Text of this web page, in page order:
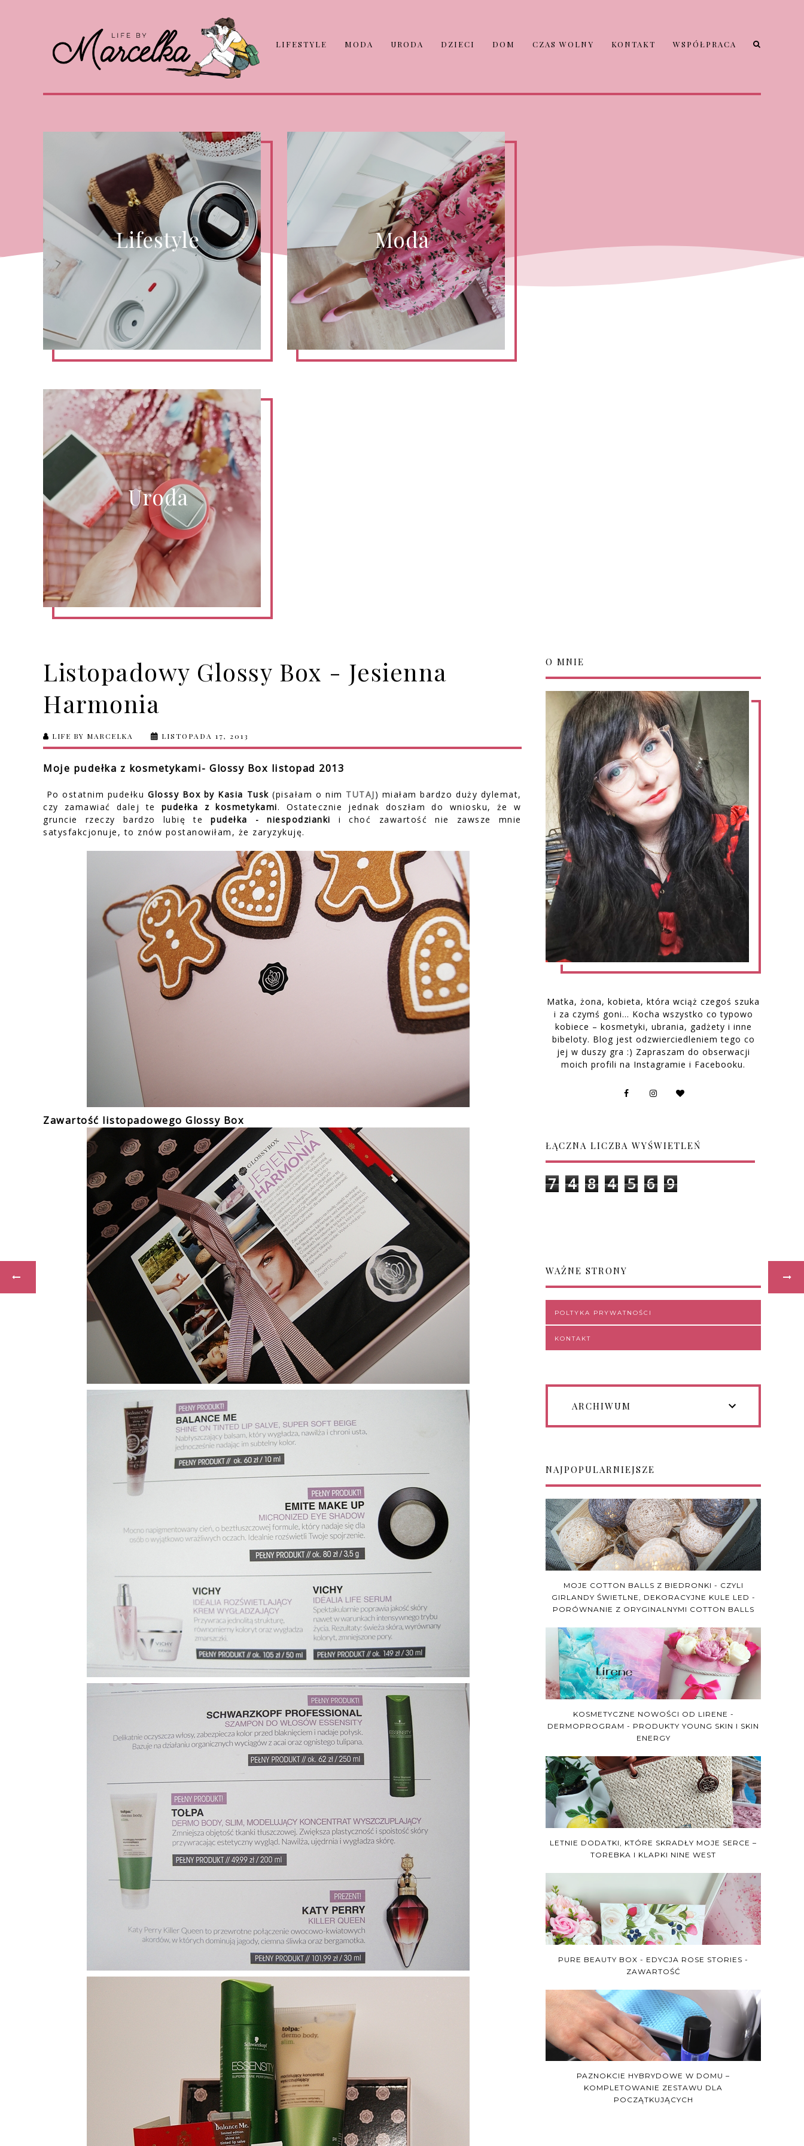
LIFESTYLE MODA URODA DZIECI DOM CZAS WOLNY KONTAKT WSPÓŁPRACA
Lifestyle Moda
Uroda
Listopadowy Glossy Box - Jesienna
Harmonia
LIFE BY MARCELKA LISTOPADA 17, 2013
Moje pudełka z kosmetykami- Glossy Box listopad 2013
Po ostatnim pudełkuGlossy Box by Kasia Tusk(pisałam o nim TUTAJ) miałam bardzo duży dylemat,
czy zamawiać dalej te
pudełka z kosmetykami. Ostatecznie jednak doszłam do wniosku, że w
gruncie rzeczy bardzo lubię tepudełka - niespodzianki i choć zawartość nie zawsze mnie
satysfakcjonuje, to znów postanowiłam, że zaryzykuję.
Zawartość listopadowego Glossy Box
O MNIE
Matka, żona, kobieta, która wciąż czegoś szuka
i za czymś goni… Kocha wszystko co typowo
kobiece – kosmetyki, ubrania, gadżety i inne
bibeloty. Blog jest odzwierciedleniem tego co
jej w duszy gra :) Zapraszam do obserwacji
moich profili na Instagramie i Facebooku.
ŁĄCZNA LICZBA WYŚWIETLEŃ
7 4 8 4 5 6 9
WAŻNE STRONY
POLTYKA PRYWATNOŚCI
KONTAKT
ARCHIWUM
NAJPOPULARNIEJSZE
MOJE COTTON BALLS Z BIEDRONKI - CZYLI
GIRLANDY ŚWIETLNE, DEKORACYJNE KULE LED -
PORÓWNANIE Z ORYGINALNYMI COTTON BALLS
KOSMETYCZNE NOWOŚCI OD LIRENE -
DERMOPROGRAM - PRODUKTY YOUNG SKIN I SKIN
ENERGY
LETNIE DODATKI, KTÓRE SKRADŁY MOJE SERCE –
TOREBKA I KLAPKI NINE WEST
PURE BEAUTY BOX - EDYCJA ROSE STORIES -
ZAWARTOŚĆ
PAZNOKCIE HYBRYDOWE W DOMU –
KOMPLETOWANIE ZESTAWU DLA
POCZĄTKUJĄCYCH